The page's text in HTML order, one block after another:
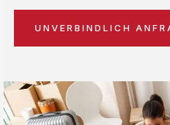
UNVERBINDLICH